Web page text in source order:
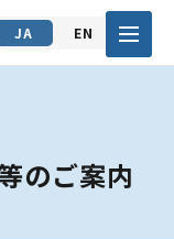
JA EN
のご案内